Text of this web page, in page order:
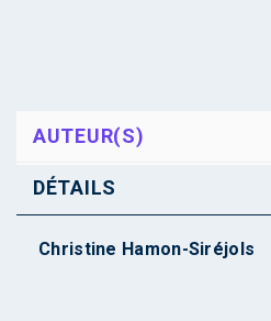
AUTEUR(S)
DÉTAILS
Christine Hamon-Siréjols